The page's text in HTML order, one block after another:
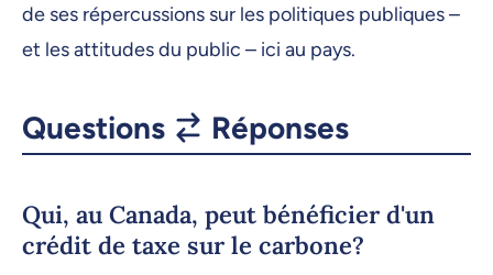
de ses répercussions sur les politiques publiques –
et les attitudes du public – ici au pays.
Questions Réponses
Qui, au Canada, peut bénéficier d'un
crédit de taxe sur le carbone?